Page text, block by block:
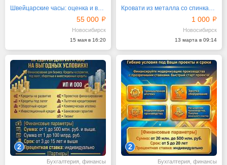
Швейцарские часы: оценка и выкуп в Новосибирске
55 000
Новосибирск
15 мая в 16:20
Кровати из металла со спинками из ДСП и ламелями
1 000
Новосибирск
13 марта в 09:14
2
Бухгалтерия, финансы
2
Бухгалтерия, финансы